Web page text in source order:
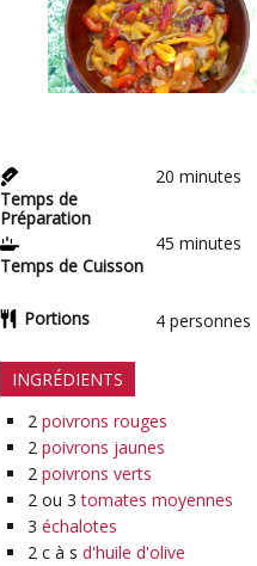
Temps de
Préparation
20 minutes
Temps de Cuisson
45 minutes
Portions 4 personnes
INGRÉDIENTS
2 poivrons rouges
2 poivrons jaunes
2 poivrons verts
2 ou 3 tomates moyennes
3 échalotes
2 c à s d'huile d'olive